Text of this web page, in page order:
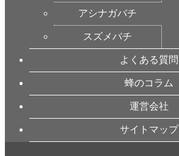
アシナガバチ
スズメバチ
よくある質問
蜂のコラム
運営会社
サイトマップ